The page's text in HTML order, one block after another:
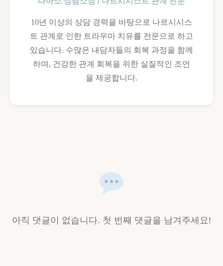
10년 이상의 상담 경력을 바탕으로 나르시시스
트 관계로 인한 트라우마 치유를 전문으로 하고
있습니다. 수많은 내담자들의 회복 과정을 함께
하며, 건강한 관계 회복을 위한 실질적인 조언
을 제공합니다.
아직 댓글이 없습니다. 첫 번째 댓글을 남겨주세요!